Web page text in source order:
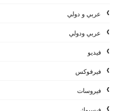
عربي و دولي
عربي ودولي
فيديو
فيرفوكس
فيروسات